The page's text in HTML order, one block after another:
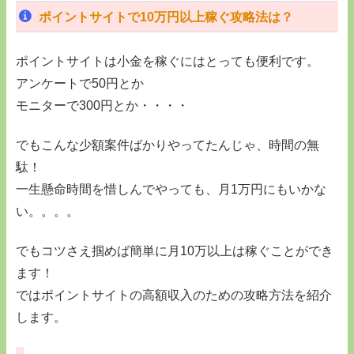
ポイントサイトで10万円以上稼ぐ攻略法は？
ポイントサイトは小金を稼ぐにはとっても便利です。
アンケートで50円とか
モニターで300円とか・・・・
でもこんな少額案件ばかりやってたんじゃ、時間の無
駄！
一生懸命時間を惜しんでやっても、月1万円にもいかな
い。。。。
でもコツさえ掴めば簡単に月10万以上は稼ぐことができ
ます！
ではポイントサイトの高額収入のための攻略方法を紹介
します。